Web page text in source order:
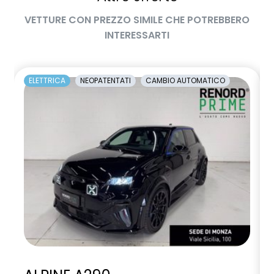
manuale di uso e manutenzione digitale
Manutenzione Connessa, incluso per 8 anni
occupant safety exit
openR link con Driver Display 12.3", touch 12",wireless
Pacchetto Guida Connessa, incluso per 5 anni
Pacchetto Remote Control, incluso per 5 anni
Pack standard connectivity, tramite app my rnlt
palette frenata rigenerativa al volante
parking camera posteriore HD
piano bagagli rimovibile
VETTURE CON PREZZO SIMILE CHE POTREBBERO
INTERESSARTI
ELETTRICA NEOPATENTATI CAMBIO AUTOMATICO